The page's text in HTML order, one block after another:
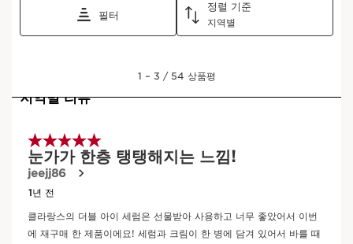
트닝크림
아이 리도키
1 item
무료